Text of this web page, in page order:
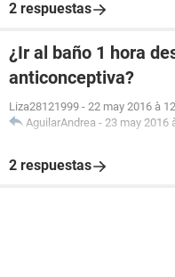
2 respuestas
¿Ir al baño 1 hora
anticonceptiva?
Liza28121999 - 22 may 2016 à
AguilarAndrea - 23 may 2016
2 respuestas